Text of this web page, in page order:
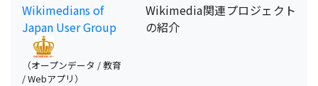
Wikimedians of
Japan User Group
（オープンデータ / 教育
/ Webアプリ）
Wikimedia関連プロジェクト
の紹介